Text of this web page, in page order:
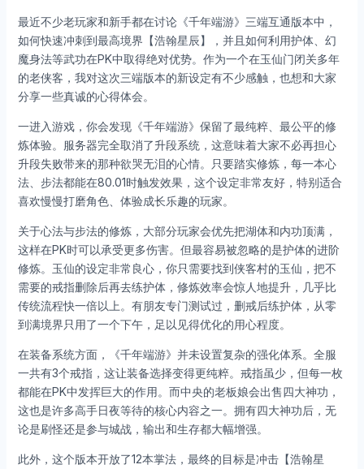
最近不少老玩家和新手都在讨论《千年端游》三端互通版本中，
如何快速冲刺到最高境界【浩翰星辰】，并且如何利用护体、幻
魔身法等武功在PK中取得绝对优势。作为一个在玉仙门闭关多年
的老侠客，我对这次三端版本的新设定有不少感触，也想和大家
分享一些真诚的心得体会。
一进入游戏，你会发现《千年端游》保留了最纯粹、最公平的修
炼体验。服务器完全取消了升段系统，这意味着大家不必再担心
升段失败带来的那种欲哭无泪的心情。只要踏实修炼，每一本心
法、步法都能在80.01时触发效果，这个设定非常友好，特别适合
喜欢慢慢打磨角色、体验成长乐趣的玩家。
关于心法与步法的修炼，大部分玩家会优先把湖体和内功顶满，
这样在PK时可以承受更多伤害。但最容易被忽略的是护体的进阶
修炼。玉仙的设定非常良心，你只需要找到侠客村的玉仙，把不
需要的戒指删除后再去练护体，修炼效率会惊人地提升，几乎比
传统流程快一倍以上。有朋友专门测试过，删戒后练护体，从零
到满境界只用了一个下午，足以见得优化的用心程度。
在装备系统方面，《千年端游》并未设置复杂的强化体系。全服
一共有3个戒指，这让装备选择变得更纯粹。戒指虽少，但每一枚
都能在PK中发挥巨大的作用。而中央的老板娘会出售四大神功，
这也是许多高手日夜等待的核心内容之一。拥有四大神功后，无
论是刷怪还是参与城战，输出和生存都大幅增强。
此外，这个版本开放了12本掌法，最终的目标是冲击【浩翰星